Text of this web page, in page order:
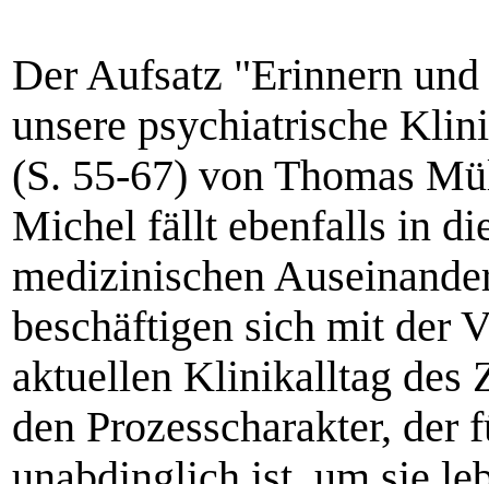
Der Aufsatz "Erinnern
unsere psychiatrische
(S. 55-67) von Thomas
Michel fällt ebenfalls in
medizinischen
beschäftigen sich mit der
aktuellen Klinikalltag des
den Prozesscharakter,